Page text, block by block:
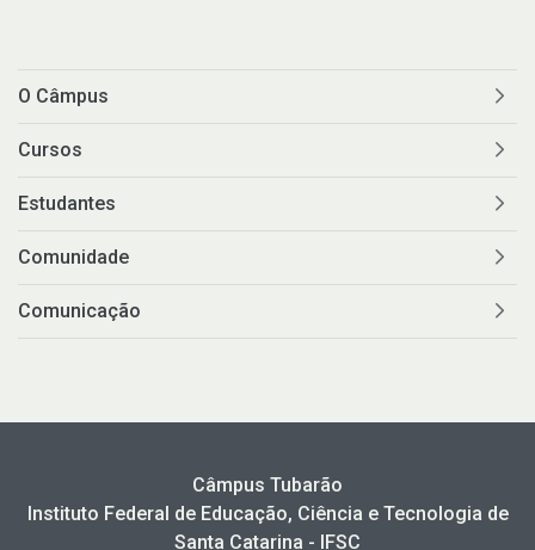
O Câmpus
Cursos
Estudantes
Comunidade
Comunicação
Câmpus Tubarão
Instituto Federal de Educação, Ciência e Tecnologia de
Santa Catarina - IFSC